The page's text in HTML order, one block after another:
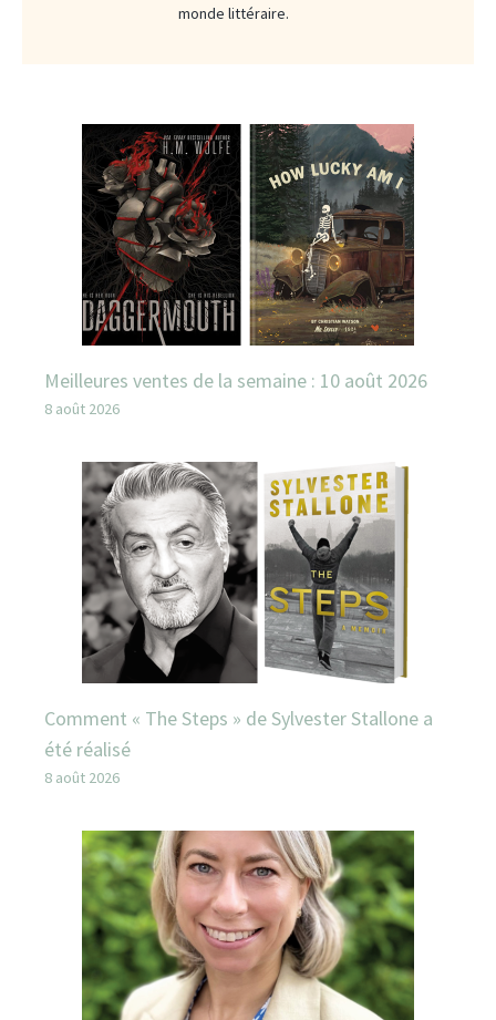
monde littéraire.
Meilleures ventes de la semaine : 10 août 2026
8 août 2026
Comment « The Steps » de Sylvester Stallone a
été réalisé
8 août 2026